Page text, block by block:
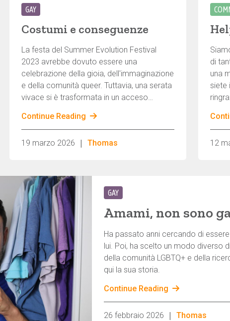
GAY
Costumi e conseguenze
La festa del Summer Evolution Festival
2023 avrebbe dovuto essere una
celebrazione della gioia, dell'immaginazione
e della comunità queer. Tuttavia, una serata
vivace si è trasformata in un acceso
discutibile ci ha insegnato un'importante
lezione sulla tolleranza, la sensibilità e il
potere dei simboli.
Continue Reading
19 marzo 2026 | Thomas
di
una
siete
dove
per il
12
GAY
Amami, non sono
Ha passato anni cercando di
lui. Poi, ha scelto un modo diverso
della comunità LGBTQ+ e della
qui la sua storia.
Continue Reading
26 febbraio 2026 | Thomas